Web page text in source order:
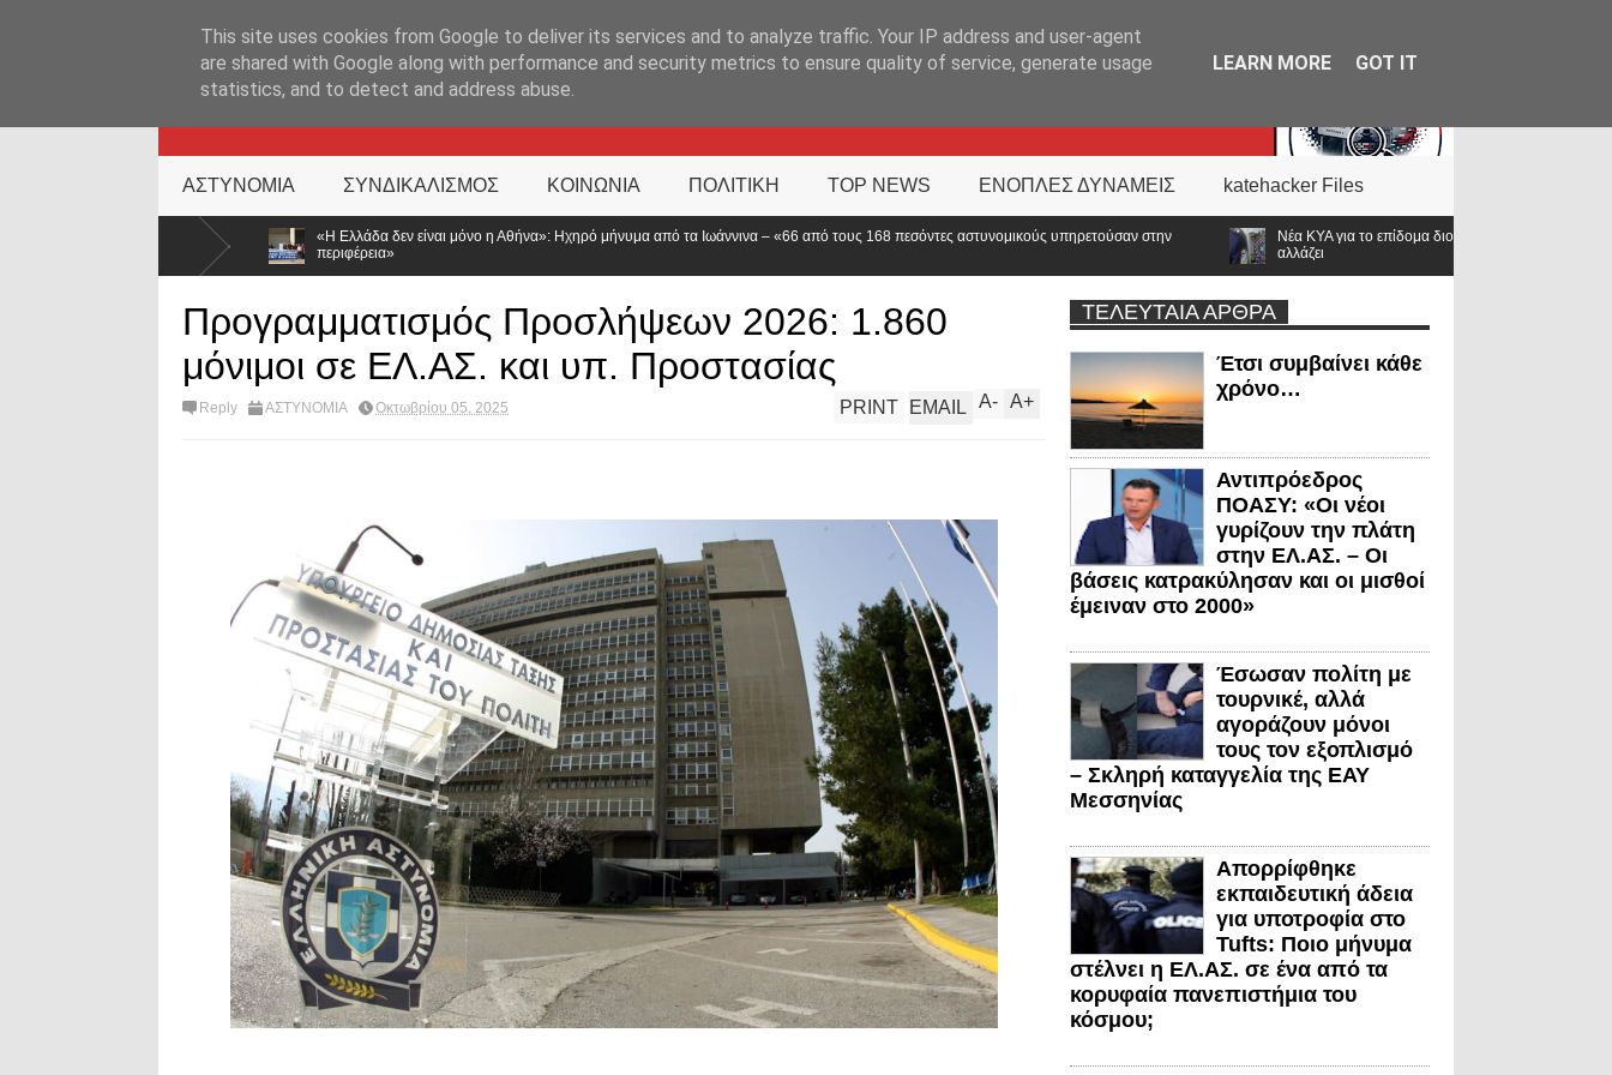
KATEHACKER
ΑΣΤΥΝΟΜΙΑ ΣΥΝΔΙΚΑΛΙΣΜΟΣ ΚΟΙΝΩΝΙΑ ΠΟΛΙΤΙΚΗ TOP NEWS ΕΝΟΠΛΕΣ ΔΥΝΑΜΕΙΣ katehacker Files
«Η Ελλάδα δεν είναι μόνο η Αθήνα»: Ηχηρό μήνυμα από τα Ιωάννινα – «66 από τους 168 πεσόντες αστυνομικούς υπηρετούσαν στην
Νέα ΚΥΑ για το επίδομα διοίκησης στην ΕΛ.ΑΣ.: Διευρύνονται οι δικαιούχοι – Τι
Προγραμματισμός Προσλήψεων 2026: 1.860
μόνιμοι σε ΕΛ.ΑΣ. και υπ. Προστασίας
Reply ΑΣΤΥΝΟΜΙΑ Οκτωβρίου 05, 2025 A+
A-
PRINT EMAIL
ΤΕΛΕΥΤΑΙΑ ΑΡΘΡΑ
Έτσι συμβαίνει κάθε
χρόνο…
Αντιπρόεδρος
ΠΟΑΣΥ: «Οι νέοι
γυρίζουν την πλάτη
στην ΕΛ.ΑΣ. – Οι
βάσεις κατρακύλησαν και οι μισθοί
έμειναν στο 2000»
Έσωσαν πολίτη με
τουρνικέ, αλλά
αγοράζουν μόνοι
τους τον εξοπλισμό
– Σκληρή καταγγελία της ΕΑΥ
Μεσσηνίας
Απορρίφθηκε
εκπαιδευτική άδεια
για υποτροφία στο
Tufts: Ποιο μήνυμα
στέλνει η ΕΛ.ΑΣ. σε ένα από τα
κορυφαία πανεπιστήμια του
κόσμου;
This site uses cookies from Google to deliver its services and to analyze traffic. Your IP address and user-agent
are shared with Google along with performance and security metrics to ensure quality of service, generate usage
statistics, and to detect and address abuse.
LEARN MORE GOT IT